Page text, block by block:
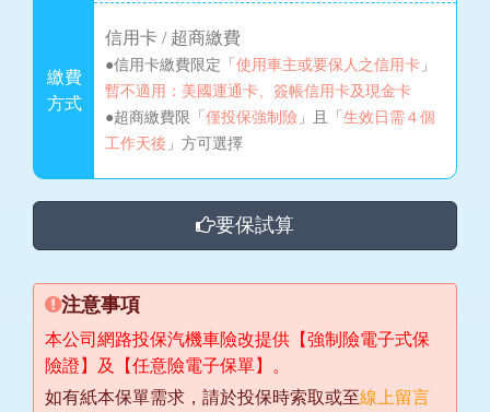
繳費
方式
信用卡 / 超商繳費
●信用卡繳費限定「 使用車主或要保人之信用卡 」
暫不適用：美國運通卡、簽帳信用卡及現金卡
●超商繳費限「 僅投保強制險 」且「 生效日需４個
工作天後 」方可選擇
要保試算
注意事項
本公司網路投保汽機車險改提供【強制險電子式保
險證】及【任意險電子保單】。
如有紙本保單需求，請於投保時索取或至線上留言